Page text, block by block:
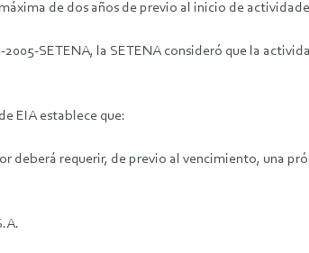
de dos años de previo al inicio de
SETENA, la SETENA consideró que la
EIA establece que:
deberá requerir, de previo al vencimiento, una